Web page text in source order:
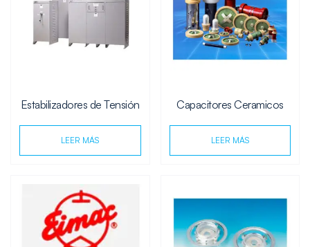
Estabilizadores de Tensión
LEER MÁS
Capacitores Ceramicos
LEER MÁS